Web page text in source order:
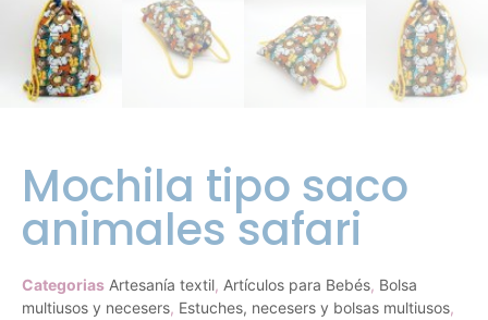
Mochila tipo saco
animales safari
Categorias Artesanía textil, Artículos para Bebés, Bolsa
multiusos y necesers, Estuches, necesers y bolsas multiusos,